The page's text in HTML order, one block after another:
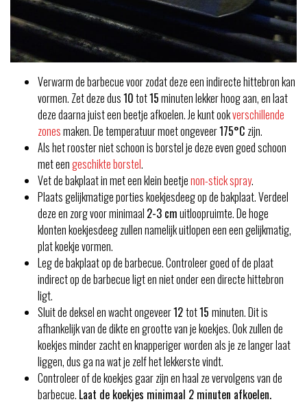
Verwarm de barbecue voor zodat deze een indirecte hittebron kan
vormen. Zet deze dus10tot15minuten lekker hoog aan, en laat
deze daarna juist een beetje afkoelen. Je kunt ookverschillende
zonesmaken. De temperatuur moet ongeveer175°C zijn.
Als het rooster niet schoon is borstel je deze even goed schoon
met eengeschikte borstel.
Vet de bakplaat in met een klein beetjenon-stick spray.
Plaats gelijkmatige porties koekjesdeeg op de bakplaat. Verdeel
deze en zorg voor minimaal 2-3 cmuitloopruimte. De hoge
klonten koekjesdeeg zullen namelijk uitlopen een een gelijkmatig,
plat koekje vormen.
Leg de bakplaat op de barbecue. Controleer goed of de plaat
indirect op de barbecue ligt en niet onder een directe hittebron
ligt.
Sluit de deksel en wacht ongeveer12tot15 minuten. Dit is
afhankelijk van de dikte en grootte van je koekjes. Ook zullen de
koekjes minder zacht en knapperiger worden als je ze langer laat
liggen, dus ga na wat je zelf het lekkerste vindt.
Controleer of de koekjes gaar zijn en haal ze vervolgens van de
barbecue. Laat de koekjes minimaal 2 minuten afkoelen.